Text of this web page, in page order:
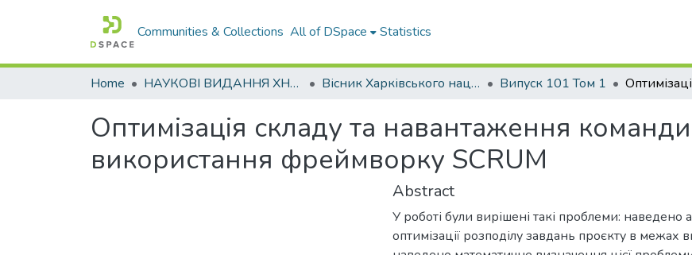
Communities & Collections All of DSpace Statistics
Home НАУКОВІ ВИДАННЯ ХНАДУ Вісник Харківського національного автомобільно-дорожнього університету / Вестник Харьковского национального автомобильно-дорожного университета Випуск 101 Том 1
Оптимізація складу та навантаження
використання фреймворку SCRUM
Abstract
У роботі були вирішені такі проблеми: наведено
оптимізації розподілу завдань проєкту в межах